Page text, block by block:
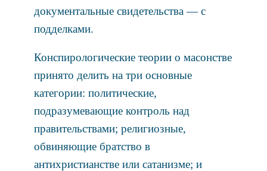
документальные свидетельства — с
подделками.
Конспирологические теории о масонстве
принято делить на три основные
категории: политические,
подразумевающие контроль над
правительствами; религиозные,
обвиняющие братство в
антихристианстве или сатанизме; и